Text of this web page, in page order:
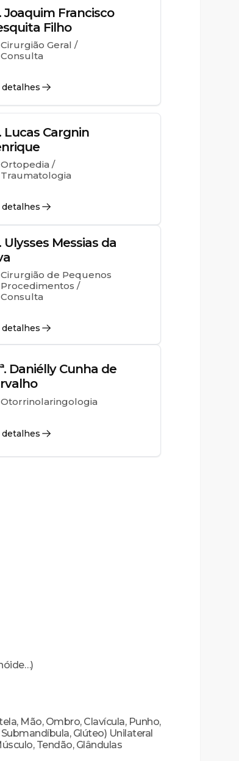
Joaquim Francisco
Filho
Cirurgião Geral /
Consulta
detalhes
Lucas Cargnin
Ortopedia /
Traumatologia
detalhes
Ulysses Messias da
Cirurgião de Pequenos
Procedimentos /
Consulta
detalhes
Daniélly Cunha de
Otorrinolaringologia
detalhes
Mão, Ombro, Clavícula, Punho,
Glúteo) Unilateral
Tendão, Glândulas